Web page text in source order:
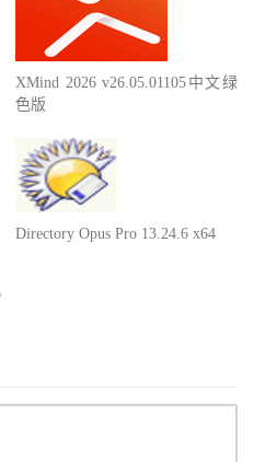
XMind 2026 v26.05.01105中文绿
色版
Directory Opus Pro 13.24.6 x64